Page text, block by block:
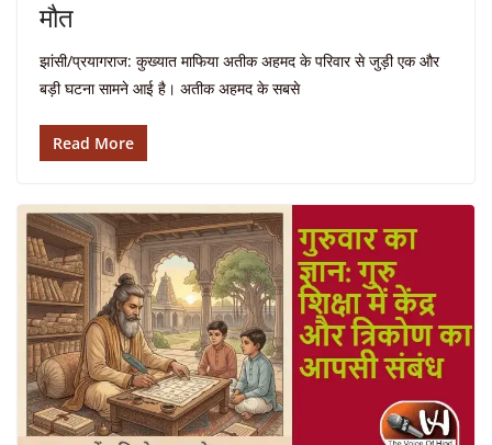
मौत
झांसी/प्रयागराज: कुख्यात माफिया अतीक अहमद के परिवार से जुड़ी एक और
बड़ी घटना सामने आई है। अतीक अहमद के सबसे
Read More